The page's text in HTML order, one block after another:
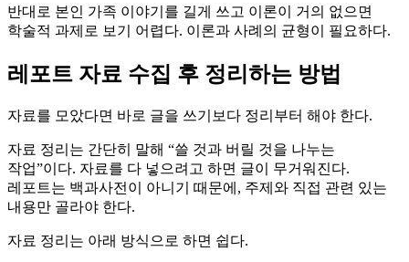
반대로 본인 가족 이야기를 길게 쓰고 이론이 거의 없으면
학술적 과제로 보기 어렵다. 이론과 사례의 균형이 필요하다.
레포트 자료 수집 후 정리하는 방법
자료를 모았다면 바로 글을 쓰기보다 정리부터 해야 한다.
자료 정리는 간단히 말해 “쓸 것과 버릴 것을 나누는
작업”이다. 자료를 다 넣으려고 하면 글이 무거워진다.
레포트는 백과사전이 아니기 때문에, 주제와 직접 관련 있는
내용만 골라야 한다.
자료 정리는 아래 방식으로 하면 쉽다.